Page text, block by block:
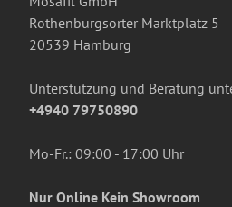
Rothenburgsorter Marktplatz 5
20539 Hamburg
Unterstützung und Beratung
+4940 79750890
Mo-Fr.: 09:00 - 17:00 Uhr
Nur Online Kein Showroom